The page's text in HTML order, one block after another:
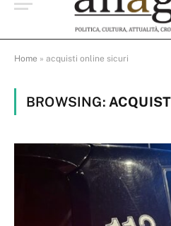
Home » acquisti online sicuri
BROWSING: